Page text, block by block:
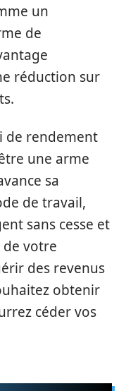
un
de
réduction sur
de rendement
une arme
sa
de travail,
sans cesse et
votre
des revenus
obtenir
céder vos